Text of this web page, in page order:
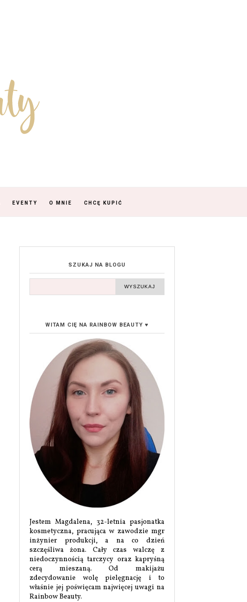
EVENTY O MNIE CHCĘ KUPIĆ
SZUKAJ NA BLOGU
WITAM CIĘ NA RAINBOW BEAUTY ♥
Jestem Magdalena, 32-letnia pasjonatka
kosmetyczna, pracująca w zawodzie mgr
inżynier produkcji, a na co dzień
szczęśliwa żona. Cały czas walczę z
niedoczynnością tarczycy oraz kapryśną
cerą mieszaną. Od makijażu
zdecydowanie wolę pielęgnację i to
właśnie jej poświęcam najwięcej uwagi na
Rainbow Beauty.